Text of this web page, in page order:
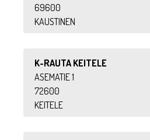
69600
KAUSTINEN
K-RAUTA KEITELE
ASEMATIE 1
72600
KEITELE